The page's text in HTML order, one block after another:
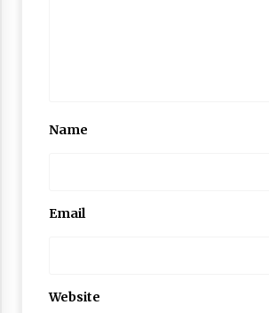
Name
Email
Website